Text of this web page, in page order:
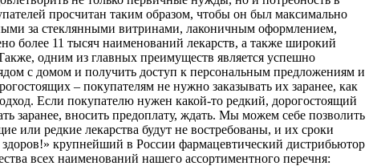
просчитан таким образом, чтобы он был максимально
за стеклянными витринами, лаконичным оформлением,
более 11 тысяч наименований лекарств, а также широкий
одним из главных преимуществ является успешно
с домом и получить доступ к персональным предложениям и
– покупателям не нужно заказывать их заранее, как
Если покупателю нужен какой-то редкий, дорогостоящий
заранее, вносить предоплату, ждать. Мы можем себе позволить
или редкие лекарства будут не востребованы, и их сроки
здоров!» крупнейший в России фармацевтический дистрибьютор
всех наименований нашего ассортиментного перечня: